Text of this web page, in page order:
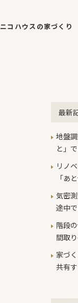
ニコハウスの家づくり
最新
地盤
と」
本当
リノ
「あ
気密
途中
階段
間取
家づ
共有